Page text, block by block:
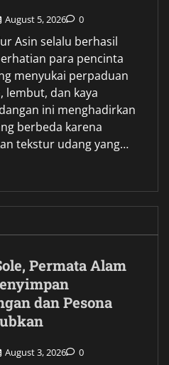
August 5, 2026 0
Asin selalu berhasil
para pencinta
menyukai perpaduan
lembut, dan kaya
ini menghadirkan
berbeda karena
tekstur udang yang…
Permata Alam
dan Pesona
August 3, 2026 0